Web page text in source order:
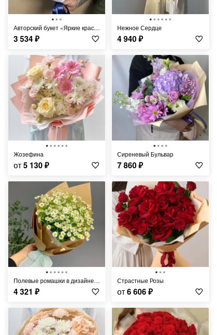
Авторский букет «Яркие краски лета» ромашки, дельфиниум, альстромерия
3 534₽
Нежное Сердце
4 940₽
Жозефина
от5 130₽
Сиреневый Бульвар
7 860₽
Полевые ромашки в дизайнерском крафте размер S
4 321 ₽
Страстные Розы
от6 606₽